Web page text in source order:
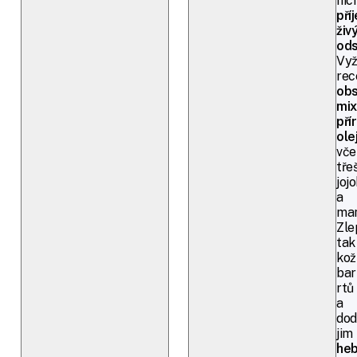
mix
a
tak
rtů
a
jim